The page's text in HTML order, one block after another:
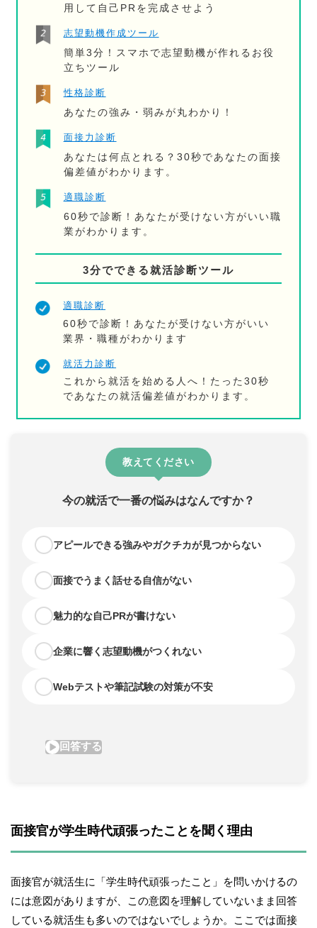
用して自己PRを完成させよう
志望動機作成ツール
簡単3分！スマホで志望動機が作れるお役
立ちツール
性格診断
あなたの強み・弱みが丸わかり！
面接力診断
あなたは何点とれる？30秒であなたの面接
偏差値がわかります。
適職診断
60秒で診断！あなたが受けない方がいい職
業がわかります。
3分でできる就活診断ツール
適職診断
60秒で診断！あなたが受けない方がいい
業界・職種がわかります
就活力診断
これから就活を始める人へ！たった30秒
であなたの就活偏差値がわかります。
面接官が学生時代頑張ったことを聞く理由
面接官が就活生に「学生時代頑張ったこと」を問いかけるの
には意図がありますが、この意図を理解していないまま回答
している就活生も多いのではないでしょうか。ここでは面接